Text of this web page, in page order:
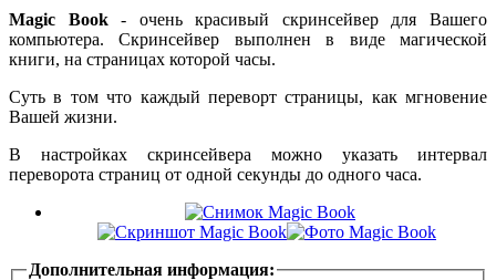
Magic Book- очень красивый скринсейвер для Вашего
компьютера. Скринсейвер выполнен в виде магической
книги, на страницах которой часы.
Суть в том что каждый переворт страницы, как мгновение
Вашей жизни.
В настройках скринсейвера можно указать интервал
переворота страниц от одной секунды до одного часа.
Дополнительная информация: